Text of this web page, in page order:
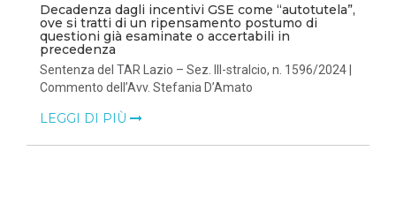
Decadenza dagli incentivi GSE come “autotutela”,
ove si tratti di un ripensamento postumo di
questioni già esaminate o accertabili in
precedenza
Sentenza del TAR Lazio – Sez. III-stralcio, n. 1596/2024 |
Commento dell’Avv. Stefania D’Amato
LEGGI DI PIÙ